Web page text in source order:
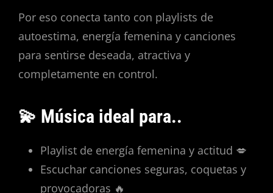
Por eso conecta tanto con playlists de
autoestima, energía femenina y canciones
para sentirse deseada, atractiva y
completamente en control.
💫 Música ideal para..
Playlist de energía femenina y actitud 💋
Escuchar canciones seguras, coquetas y
provocadoras 🔥